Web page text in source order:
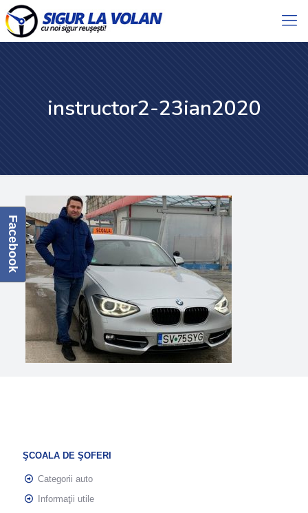
instructor2-23ian2020
ŞCOALA DE ŞOFERI
Categorii auto
Informaţii utile
Facebook